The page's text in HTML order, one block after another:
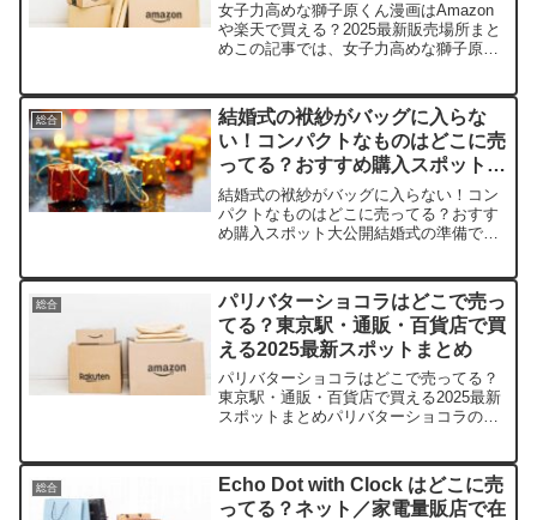
女子力高めな獅子原くん漫画はAmazon
や楽天で買える？2025最新販売場所まと
めこの記事では、女子力高めな獅子原く
ンとするシーンにハマっちゃうあなたに
ぴったりですよ！...
総合
結婚式の袱紗がバッグに入らな
い！コンパクトなものはどこに売
ってる？おすすめ購入スポット大
公開
結婚式の袱紗がバッグに入らない！コン
パクトなものはどこに売ってる？おすす
め購入スポット大公開結婚式の準備でバ
では、コンパクト袱紗の取扱店、平均価
格1,000～3,000...
総合
パリバターショコラはどこで売っ
てる？東京駅・通販・百貨店で買
える2025最新スポットまとめ
パリバターショコラはどこで売ってる？
東京駅・通販・百貨店で買える2025最新
スポットまとめパリバターショコラのサ
んな逸品の取扱店や平均価格、安く買え
るコツをサクッと紹介...
総合
Echo Dot with Clock はどこに売
ってる？ネット／家電量販店で在